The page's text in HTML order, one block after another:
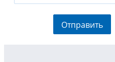
Отправить